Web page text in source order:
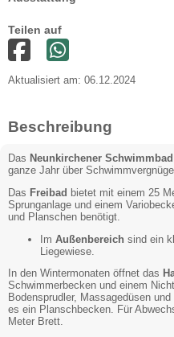
Teilen auf
Aktualisiert am: 06.12.2024
Beschreibung
Das Neunkirchener
ganze Jahr über
Das Freibad bietet mit einem 25
Sprunganlage und einem
und Planschen benötigt.
Im Außenbereich sind ein
Liegewiese.
In den Wintermonaten öffnet das
Schwimmerbecken und einem
Bodensprudler, Massagedüsen
es ein Planschbecken. Für
Meter Brett.